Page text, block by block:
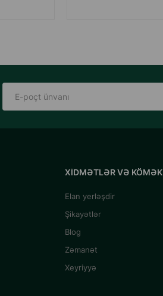
XIDMƏTLƏR VƏ KÖMƏK
Elan yerləşdir
Şikayətlər
Blog
Zəmanət
Xeyriyyə